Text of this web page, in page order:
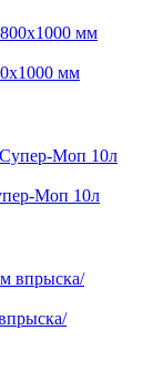
мм
Моп 10л